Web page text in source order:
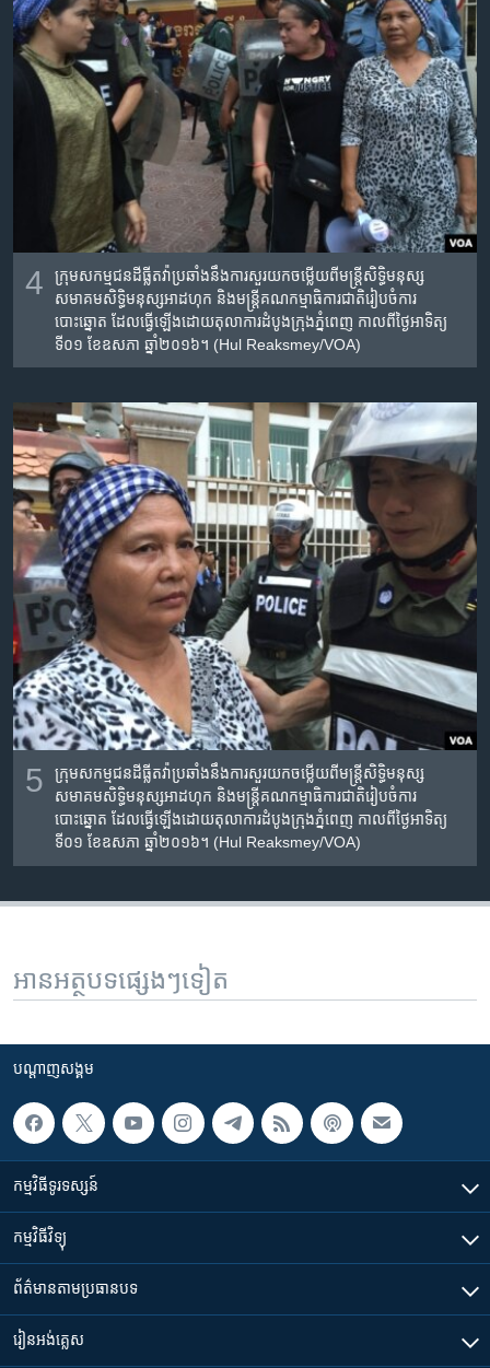
4
កុ្រមសកម្មជនដីធ្លីតវ៉ាប្រឆាំងនឹងការសួរយកចម្លើយពីមន្ត្រីសិទ្ធិមនុស្ស
សមាគមសិទ្ធិមនុស្សអាដហុក និងមន្ត្រីគណកម្មាធិការជាតិរៀបចំការ
បោះឆ្នោត ដែលធ្វើឡើងដោយតុលាការដំបូងក្រុងភ្នំពេញ កាលពីថ្ងៃអាទិត្យ
ទី០១ ខែឧសភា ឆ្នាំ២០១៦។ (Hul Reaksmey/VOA)
5
កុ្រមសកម្មជនដីធ្លីតវ៉ាប្រឆាំងនឹងការសួរយកចម្លើយពីមន្ត្រីសិទ្ធិមនុស្ស
សមាគមសិទ្ធិមនុស្សអាដហុក និងមន្ត្រីគណកម្មាធិការជាតិរៀបចំការ
បោះឆ្នោត ដែលធ្វើឡើងដោយតុលាការដំបូងក្រុងភ្នំពេញ កាលពីថ្ងៃអាទិត្យ
ទី០១ ខែឧសភា ឆ្នាំ២០១៦។ (Hul Reaksmey/VOA)
អានអត្ថបទផ្សេងៗទៀត
បណ្តាញ​សង្គម
កម្មវិធី​ទូរទស្សន៍
កម្មវិធី​វិទ្យុ
ព័ត៌មាន​តាមប្រធានបទ​
រៀន​​អង់គ្លេស